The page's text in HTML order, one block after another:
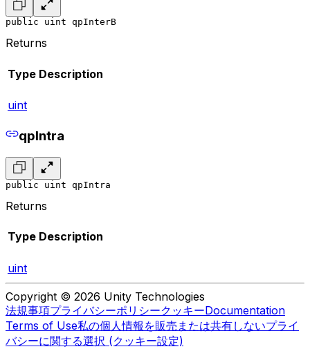
public uint qpInterB
Returns
Type Description
uint
qpIntra
public uint qpIntra
Returns
Type Description
uint
Copyright © 2026 Unity Technologies
法規事項プライバシーポリシークッキーDocumentation
Terms of Use私の個人情報を販売または共有しないプライ
バシーに関する選択 (クッキー設定)